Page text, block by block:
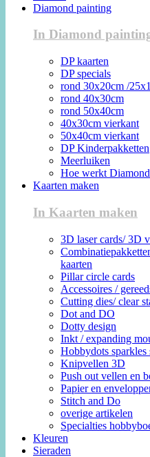
Diamond painting
In Diamond
DP kaarten
DP specials
rond 30x20cm /
rond 40x30cm
rond 50x40cm
40x30cm vierkant
50x40cm vierkant
DP Kinderpakketten
Meerluiken
Hoe werkt
Kaarten maken
In Kaarten maken
3D laser cards/ 3D
kaarten
Pillar circle cards
Accessoires /
Cutting dies/ clear
Dot and DO
Dotty design
Inkt / expanding
Hobbydots sparkles
Knipvellen 3D
Push out vellen en
Papier en
Stitch and Do
overige artikelen
Specialties
Kleuren
Sieraden